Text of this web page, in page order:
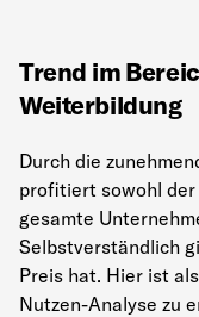
Trend im
Weiterbildung
Durch die
profitiert sowohl
gesamte
Selbstverständlich
Preis hat. Hier ist
Nutzen-Analyse zu